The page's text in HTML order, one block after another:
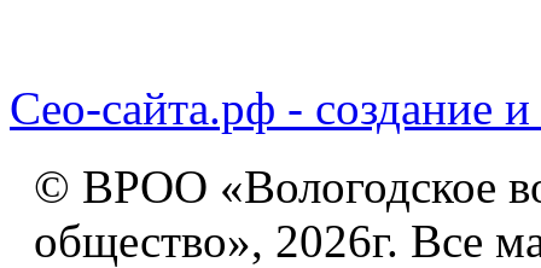
Сео-сайта.рф - создание и
© ВРОО «Вологодское
общество», 2026г. Все